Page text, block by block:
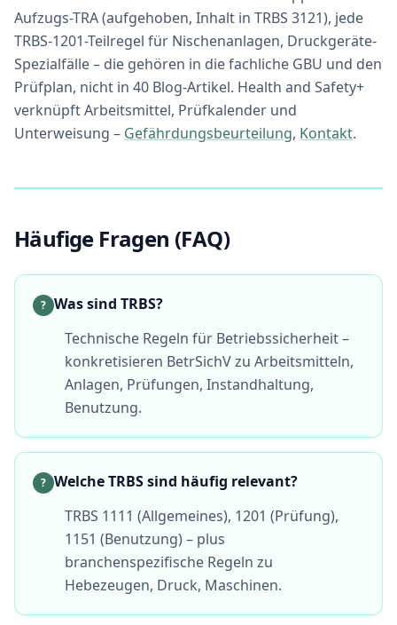
Aufzugs-TRA (aufgehoben, Inhalt in TRBS 3121), jede
TRBS-1201-Teilregel für Nischenanlagen, Druckgeräte-
Spezialfälle – die gehören in die fachliche GBU und den
Prüfplan, nicht in 40 Blog-Artikel. Health and Safety+
verknüpft Arbeitsmittel, Prüfkalender und
Unterweisung – Gefährdungsbeurteilung, Kontakt.
Häufige Fragen (FAQ)
? Was sind TRBS?
Technische Regeln für Betriebssicherheit –
konkretisieren BetrSichV zu Arbeitsmitteln,
Anlagen, Prüfungen, Instandhaltung,
Benutzung.
? Welche TRBS sind häufig relevant?
TRBS 1111 (Allgemeines), 1201 (Prüfung),
1151 (Benutzung) – plus
branchenspezifische Regeln zu
Hebezeugen, Druck, Maschinen.